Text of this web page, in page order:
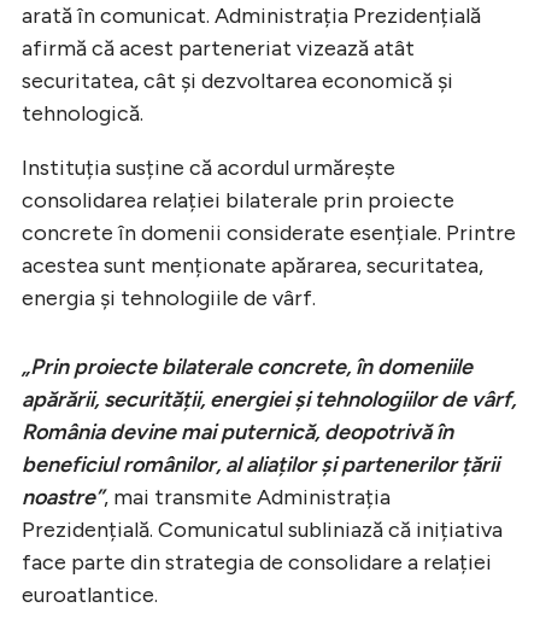
arată în comunicat. Administrația Prezidențială
afirmă că acest parteneriat vizează atât
securitatea, cât și dezvoltarea economică și
tehnologică.
Instituția susține că acordul urmărește
consolidarea relației bilaterale prin proiecte
concrete în domenii considerate esențiale. Printre
acestea sunt menționate apărarea, securitatea,
energia și tehnologiile de vârf.
„Prin proiecte bilaterale concrete, în domeniile
apărării, securității, energiei și tehnologiilor de vârf,
România devine mai puternică, deopotrivă în
beneficiul românilor, al aliaților și partenerilor țării
noastre”, mai transmite Administrația
Prezidențială. Comunicatul subliniază că inițiativa
face parte din strategia de consolidare a relației
euroatlantice.